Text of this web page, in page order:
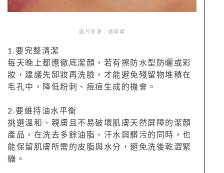
圖片來源：適樂膚
1.要完整清潔
每天晚上都應徹底潔顏，若有擦防水型防曬或彩
妝，建議先卸妝再洗臉，才能避免殘留物堆積在
毛孔中，降低粉刺、痘痘生成的機會。
2.要維持油水平衡
挑選溫和、親膚且不易破壞肌膚天然屏障的潔顏
產品，在洗去多餘油脂、汗水與髒污的同時，也
能保留肌膚所需的皮脂與水分，避免洗後乾澀緊
繃。